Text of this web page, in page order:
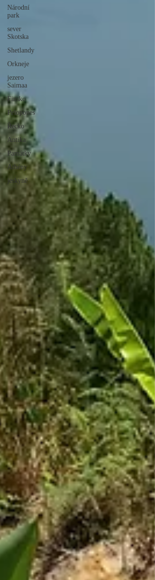
Národní
park
sever
Skotska
Shetlandy
Orkneje
jezero
Saimaa
Finsko
Pelopones
Řecko
Antika
Památky
Athény
jeskyně